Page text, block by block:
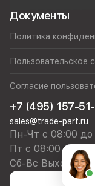
Документы
Политика
Пользовательское
Согласие
+7 (495) 157-51-
sales@trade-part.ru
Пн-Чт с 08:00 до
Пт с 08:00 до
Сб-Вс Выходной